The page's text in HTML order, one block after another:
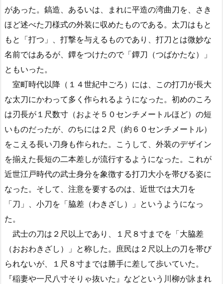
があった。鎬造、あるいは、まれに平造の湾曲刀を、さき
ほど述べた刀様式の外装に収めたものである。太刀はもと
もと「打つ」、打撃を与えるものであり、打刀とは微妙な
名前ではあるが、鐔をつけたので「鐔刀（つばかたな）」
ともいった。
室町時代以降（１４世紀中ごろ）には、この打刀が長大
な太刀にかわって多く作られるようになった。初めのころ
は刃長が１尺数寸（およそ５０センチメートルほど）の短
いものだったが、のちには２尺（約６０センチメートル）
をこえる長い刀身も作られた。こうして、外装のデザイン
を揃えた長短の二本差しが流行するようになった。これが
近世江戸時代の武士身分を象徴する打刀大小を帯びる姿に
なった。そして、注意を要するのは、近世では大刀を
「刀」、小刀を「脇差（わきざし）」というようになっ
た。
武士の刀は２尺以上であり、１尺８寸までを「大脇差
（おおわきざし）」と称した。庶民は２尺以上の刀を帯び
られないが、１尺８寸までは勝手に差して歩いていた。
『稲妻や一尺八寸そりゃ抜いた』などという川柳が詠まれ